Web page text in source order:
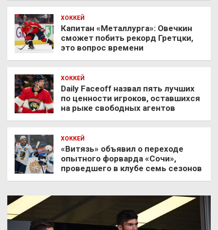
ХОККЕЙ
Капитан «Металлурга»: Овечкин
сможет побить рекорд Гретцки,
это вопрос времени
ХОККЕЙ
Daily Faceoff назвал пять лучших
по ценности игроков, оставшихся
на рыке свободных агентов
ХОККЕЙ
«Витязь» объявил о переходе
опытного форварда «Сочи»,
проведшего в клубе семь сезонов